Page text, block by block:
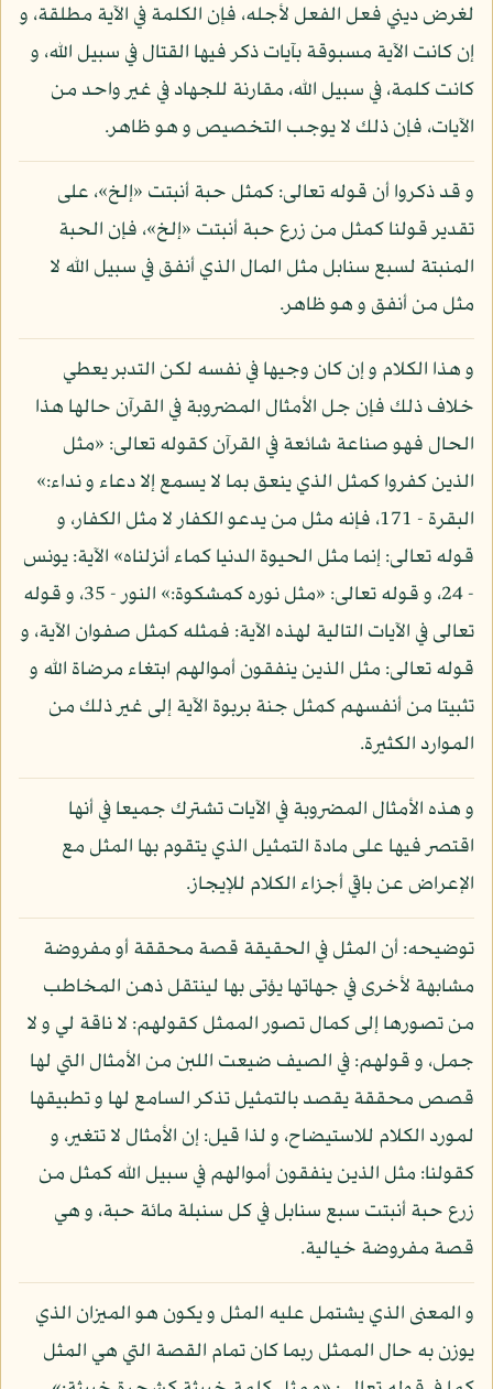
لغرض ديني فعل الفعل لأجله، فإن الكلمة في الآية مطلقة، و
إن كانت الآية مسبوقة بآيات ذكر فيها القتال في سبيل الله، و
كانت كلمة، في سبيل الله، مقارنة للجهاد في غير واحد من
الآيات، فإن ذلك لا يوجب التخصيص و هو ظاهر.
و قد ذكروا أن قوله تعالى: كمثل حبة أنبتت «إلخ»، على
تقدير قولنا كمثل من زرع حبة أنبتت «إلخ»، فإن الحبة
المنبتة لسبع سنابل مثل المال الذي أنفق في سبيل الله لا
مثل من أنفق و هو ظاهر.
و هذا الكلام و إن كان وجيها في نفسه لكن التدبر يعطي
خلاف ذلك فإن جل الأمثال المضروبة في القرآن حالها هذا
الحال فهو صناعة شائعة في القرآن كقوله تعالى: «مثل
الذين كفروا كمثل الذي ينعق بما لا يسمع إلا دعاء و نداء:»
البقرة - 171، فإنه مثل من يدعو الكفار لا مثل الكفار، و
قوله تعالى: إنما مثل الحيوة الدنيا كماء أنزلناه» الآية: يونس
- 24، و قوله تعالى: «مثل نوره كمشكوة:» النور - 35، و قوله
تعالى في الآيات التالية لهذه الآية: فمثله كمثل صفوان الآية، و
قوله تعالى: مثل الذين ينفقون أموالهم ابتغاء مرضاة الله و
تثبيتا من أنفسهم كمثل جنة بربوة الآية إلى غير ذلك من
الموارد الكثيرة.
و هذه الأمثال المضروبة في الآيات تشترك جميعا في أنها
اقتصر فيها على مادة التمثيل الذي يتقوم بها المثل مع
الإعراض عن باقي أجزاء الكلام للإيجاز.
توضيحه: أن المثل في الحقيقة قصة محققة أو مفروضة
مشابهة لأخرى في جهاتها يؤتى بها لينتقل ذهن المخاطب
من تصورها إلى كمال تصور الممثل كقولهم: لا ناقة لي و لا
جمل، و قولهم: في الصيف ضيعت اللبن من الأمثال التي لها
قصص محققة يقصد بالتمثيل تذكر السامع لها و تطبيقها
لمورد الكلام للاستيضاح، و لذا قيل: إن الأمثال لا تتغير، و
كقولنا: مثل الذين ينفقون أموالهم في سبيل الله كمثل من
زرع حبة أنبتت سبع سنابل في كل سنبلة مائة حبة، و هي
قصة مفروضة خيالية.
و المعنى الذي يشتمل عليه المثل و يكون هو الميزان الذي
يوزن به حال الممثل ربما كان تمام القصة التي هي المثل